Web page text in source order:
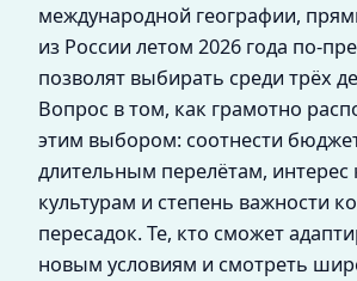
международной географии,
из России летом 2026 года
позволят выбирать среди трёх
Вопрос в том, как грамотно
этим выбором: соотнести
длительным перелётам,
культурам и степень важности
пересадок. Те, кто сможет
новым условиям и смотреть